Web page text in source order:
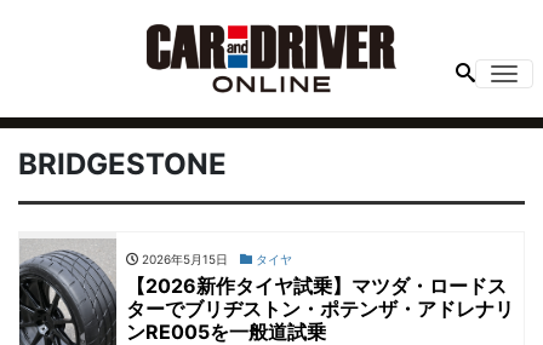
BRIDGESTONE
2026年5月15日 タイヤ
【2026新作タイヤ試乗】マツダ・ロードス
ターでブリヂストン・ポテンザ・アドレナリ
ンRE005を一般道試乗